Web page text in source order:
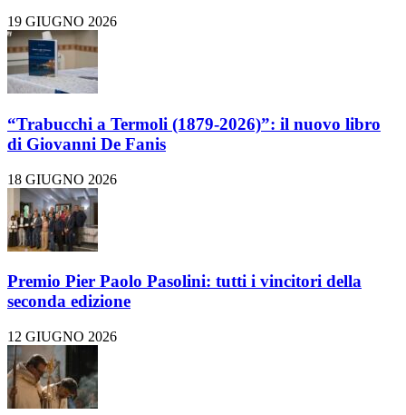
19 GIUGNO 2026
“Trabucchi a Termoli (1879-2026)”: il nuovo libro
di Giovanni De Fanis
18 GIUGNO 2026
Premio Pier Paolo Pasolini: tutti i vincitori della
seconda edizione
12 GIUGNO 2026